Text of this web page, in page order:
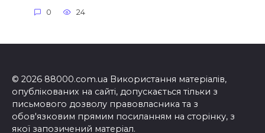
0 24
© 2026 88000.com.ua Використання матеріалів,
опублікованих на сайті, допускається тільки з
письмового дозволу правовласника та з
обов'язковим прямим посиланням на сторінку, з
якої запозичений матеріал.